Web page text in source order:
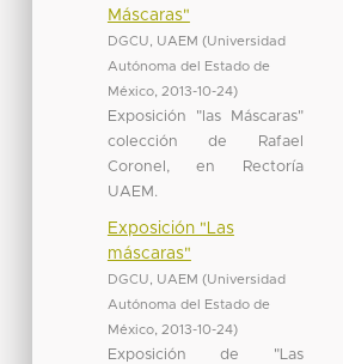
Máscaras"
DGCU, UAEM (Universidad
Autónoma del Estado de
México, 2013-10-24)
Exposición "las Máscaras"
colección de Rafael
Coronel, en Rectoría
UAEM.
Exposición "Las
máscaras"
DGCU, UAEM (Universidad
Autónoma del Estado de
México, 2013-10-24)
Exposición de "Las